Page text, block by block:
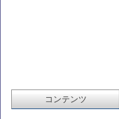
コンテンツ